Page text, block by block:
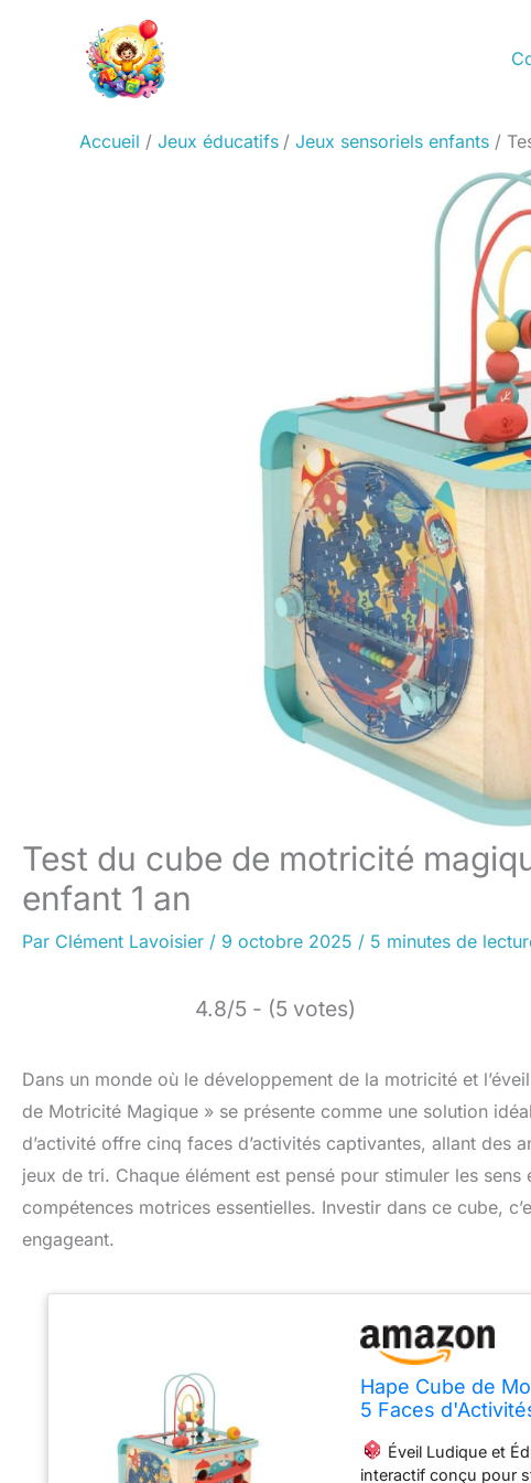
Accueil Jeux éducatifs Jeux sensoriels enfants
Test du cube de motricité
enfant 1 an
Par Clément Lavoisier / 9 octobre 2025 / 5 minutes de
4.8/5 - (5 votes)
Dans un monde où le développement de la motricité et
de Motricité Magique » se présente comme une solution
d’activité offre cinq faces d’activités captivantes, allant des
jeux de tri. Chaque élément est pensé pour stimuler les
compétences motrices essentielles. Investir dans ce cube,
engageant.
Hape Cube de
5 Faces
Éveil Ludique et
interactif conçu pour